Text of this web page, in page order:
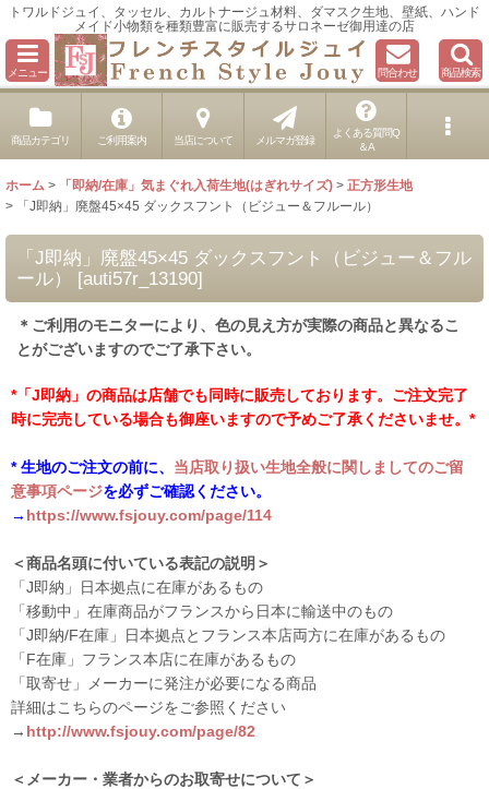
トワルドジュイ、タッセル、カルトナージュ材料、ダマスク生地、壁紙、ハンド
メイド小物類を種類豊富に販売するサロネーゼ御用達の店
メニュー 問合わせ 商品検索
商品カテゴリ ご利用案内 当店について メルマガ登録
よくある質問Q
＆A
ホーム > 「即納/在庫」気まぐれ入荷生地(はぎれサイズ) > 正方形生地
>
「J即納」廃盤45×45 ダックスフント（ビジュー＆フルール）
「J即納」廃盤45×45 ダックスフント（ビジュー＆フル
ール）
[auti57r_13190]
＊ご利用のモニターにより、色の見え方が実際の商品と異なるこ
とがございますのでご了承下さい。
*「J即納」の商品は店舗でも同時に販売しております。ご注文完了
時に完売している場合も御座いますので予めご了承くださいませ。*
* 生地のご注文の前に、 当店取り扱い生地全般に関しましてのご留
意事項ページを必ずご確認ください。
→ https://www.fsjouy.com/page/114
＜商品名頭に付いている表記の説明＞
「J即納」日本拠点に在庫があるもの
「移動中」在庫商品がフランスから日本に輸送中のもの
「J即納/F在庫」日本拠点とフランス本店両方に在庫があるもの
「F在庫」フランス本店に在庫があるもの
「取寄せ」メーカーに発注が必要になる商品
詳細はこちらのページをご参照ください
→ http://www.fsjouy.com/page/82
＜メーカー・業者からのお取寄せについて＞